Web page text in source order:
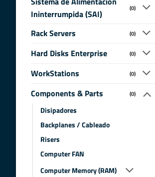
Ininterrumpida (SAI)
(0)
Rack Servers (0)
Hard Disks Enterprise (0)
WorkStations (0)
Components & Parts (0)
Disipadores
Backplanes / Cableado
Risers
Computer FAN
Computer Memory (RAM)